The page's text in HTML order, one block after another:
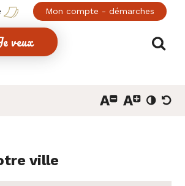
Mon compte - démarches
veux
ville